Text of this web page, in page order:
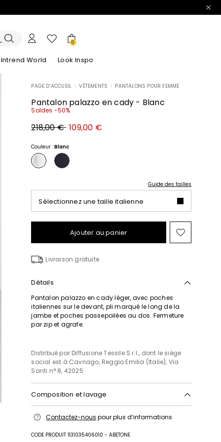
0
Intrend World Look Inspo
Découvrez nos RobesDécouvrez nos Sandales
PAGE D’ACCUEIL VÊTEMENTS PANTALONS POUR FEMME
Pantalon palazzo en cady - Blanc
Soldes -50%
Prix
original
€
218,00 € Nouveau
prix
€
109,00 €
Couleur :Blanc
Guide des tailles
Sélectionnez une taille italienne
Ajouter au panier Ajouter
vers
Livraison gratuite
Détails
Pantalon palazzo en cady léger, avec poches
italiennes sur le devant, pli marqué le long de la
jambe et poches passepoilées au dos. Fermeture
par zip et agrafe.
Distribué par Diffusione Tessile S.r.l., dont le siège
social est à Cavriago, Reggio Emilia (Italie), Via
Santi n° 8, 42025
Composition et lavage
séchage en tambour interdit; repassage max 120
pas nettoyer à l'eau professionnel.; repasser avec
Contactez-nous pour plus d’informations
CODE PRODUIT 1131035406010 - ABETONE